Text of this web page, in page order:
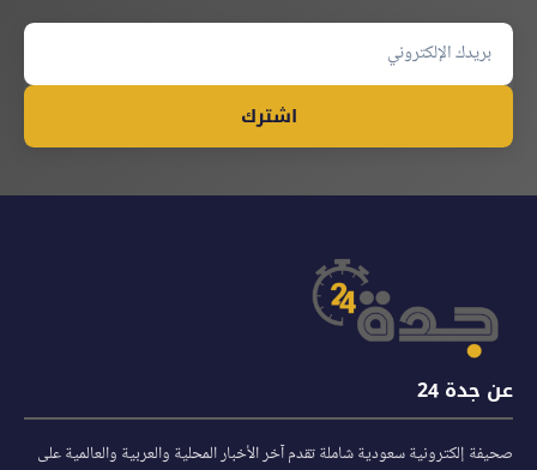
اشترك
عن جدة 24
صحيفة إلكترونية سعودية شاملة تقدم آخر الأخبار المحلية والعربية والعالمية على